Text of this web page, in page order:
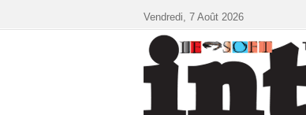
Vendredi, 7 Août 2026